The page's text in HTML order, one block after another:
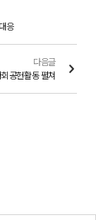
응
다음글
공헌활동 펼쳐